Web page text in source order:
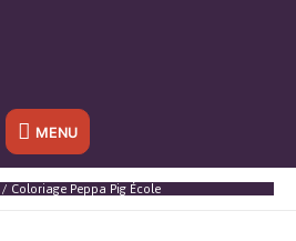
Sous
l'en-
MENU
Coloriage Peppa Pig École